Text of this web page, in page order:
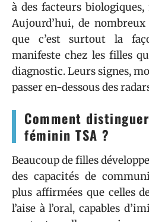
à des facteurs
Aujourd’hui, de
que c’est surtout la
manifeste chez les filles
diagnostic. Leurs signes,
passer en-dessous des
Comment
féminin TSA ?
Beaucoup de filles
des capacités de
plus affirmées que celles
l’aise à l’oral, capables